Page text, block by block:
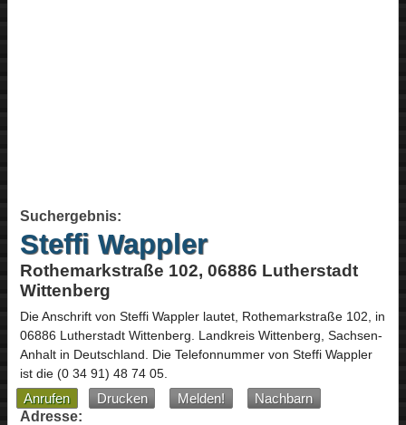
Suchergebnis:
Steffi Wappler
Rothemarkstraße 102, 06886 Lutherstadt
Wittenberg
Die Anschrift von Steffi Wapplerlautet, Rothemarkstraße 102, in
06886 Lutherstadt Wittenberg. Landkreis Wittenberg, Sachsen-
Anhaltin Deutschland. Die Telefonnummer von Steffi Wappler
ist die (0 34 91) 48 74 05.
Anrufen Drucken Melden!
Nachbarn
Adresse: